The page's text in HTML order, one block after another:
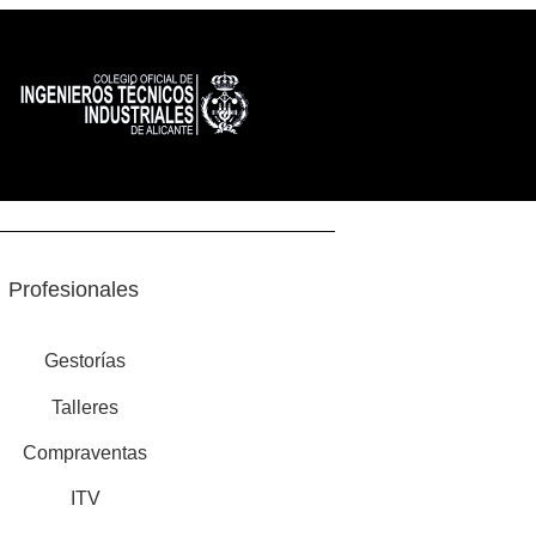
Profesionales
Gestorías
Talleres
Compraventas
ITV